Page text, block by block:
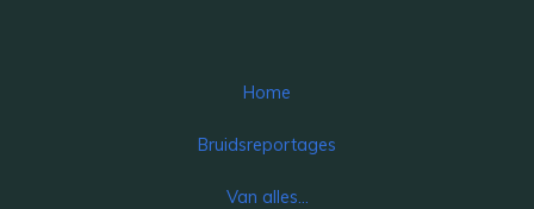
Home
Bruidsreportages
Van alles…